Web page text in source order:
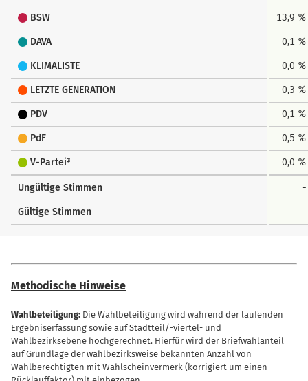
BSW 13,9 %
DAVA 0,1 %
KLIMALISTE 0,0 %
LETZTE GENERATION 0,3 %
PDV 0,1 %
PdF 0,5 %
V-Partei³ 0,0 %
Ungültige Stimmen -
Gültige Stimmen -
Methodische Hinweise
Wahlbeteiligung: Die Wahlbeteiligung wird während der laufenden
Ergebniserfassung sowie auf Stadtteil/-viertel- und
Wahlbezirksebene hochgerechnet. Hierfür wird der Briefwahlanteil
auf Grundlage der wahlbezirksweise bekannten Anzahl von
Wahlberechtigten mit Wahlscheinvermerk (korrigiert um einen